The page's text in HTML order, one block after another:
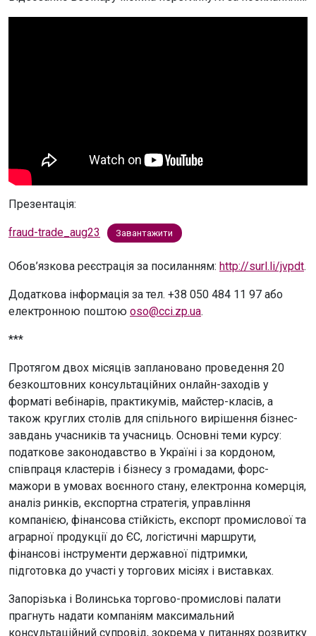
Презентація:
fraud-trade_aug23 Завантажити
Обов’язкова реєстрація за посиланням: http://surl.li/jvpdt.
Додаткова інформація за тел. +38 050 484 11 97 або
електронною поштою oso@cci.zp.ua.
***
Протягом двох місяців заплановано проведення 20
безкоштовних консультаційних онлайн-заходів у
форматі вебінарів, практикумів, майстер-класів, а
також круглих столів для спільного вирішення бізнес-
завдань учасників та учасниць. Основні теми курсу:
податкове законодавство в Україні і за кордоном,
співпраця кластерів і бізнесу з громадами, форс-
мажори в умовах воєнного стану, електронна комерція,
аналіз ринків, експортна стратегія, управління
компанією, фінансова стійкість, експорт промислової та
аграрної продукції до ЄС, логістичні маршрути,
фінансові інструменти державної підтримки,
підготовка до участі у торгових місіях і виставках.
Запорізька і Волинська торгово-промислові палати
прагнуть надати компаніям максимальний
консультаційний супровід, зокрема у питаннях розвитку